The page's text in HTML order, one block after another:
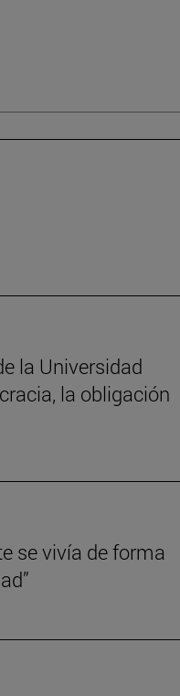
la Universidad
la obligación
se vivía de forma